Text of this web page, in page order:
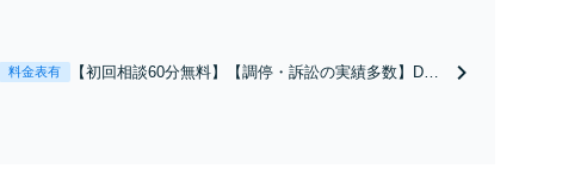
やかな連絡と粘り強い交渉を徹底【WEB対応｜休日・夜間相
談可】【完全個室】
料金表有
【初回相談60分無料】【調停・訴訟の実績多数】D